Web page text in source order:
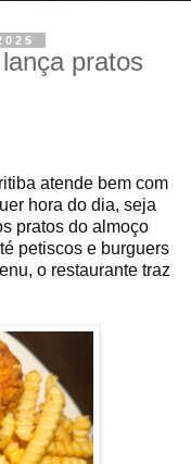
pratos
atende bem com
hora do dia, seja
pratos do almoço
petiscos e burguers
o restaurante traz